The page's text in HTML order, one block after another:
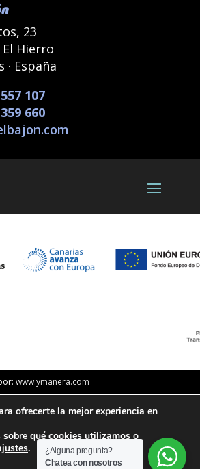
23
El Hierro
· España
107
660
www.ymanera.com
ofrecerte la mejor experiencia en
sobre qué cookies utilizamos o
.
¿Alguna pregunta?
Chatea con nosotros
(Inglés)
Español
Français(Francés)